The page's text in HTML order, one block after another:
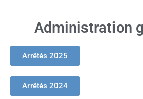
Agenda
Enfance / Jeunesse
- Allocation d’études 2025/2026
Administration
Arrêtés 2025
Arrêtés 2024